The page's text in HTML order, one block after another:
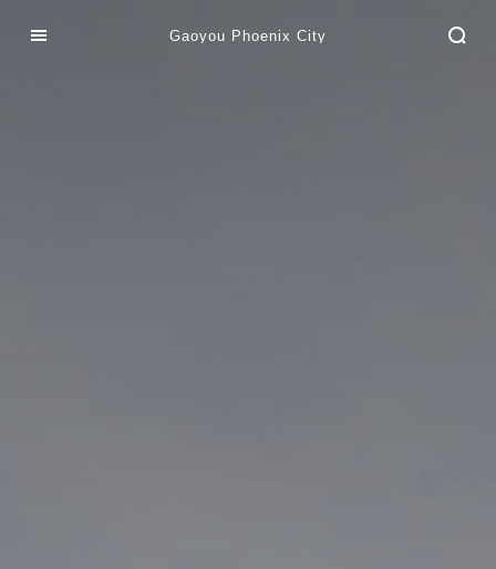
Gaoyou Phoenix City